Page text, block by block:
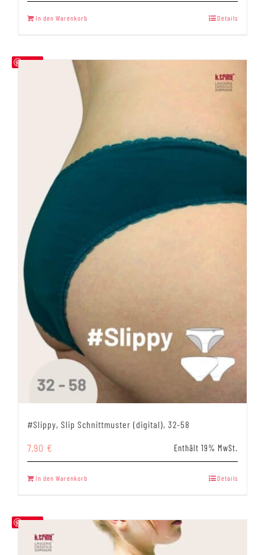
Bewertet
5.00
In den Warenkorb Details
Save
#Slippy, Slip Schnittmuster (digital), 32-58
7,90 € Enthält 19% MwSt.
In den Warenkorb Details
Save